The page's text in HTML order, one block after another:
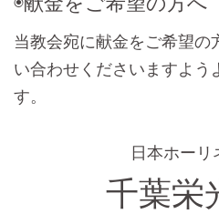
当教会宛に献金をご希望の
い合わせくださいますよう
す。
日本ホーリ
千葉栄